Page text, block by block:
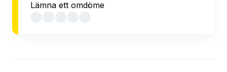
Lämna ett omdöme